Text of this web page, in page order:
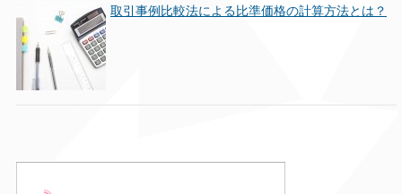
取引事例比較法による比準価格の計算方法とは？